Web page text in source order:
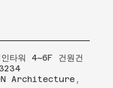
타워 4~6F 건원건
Architecture,